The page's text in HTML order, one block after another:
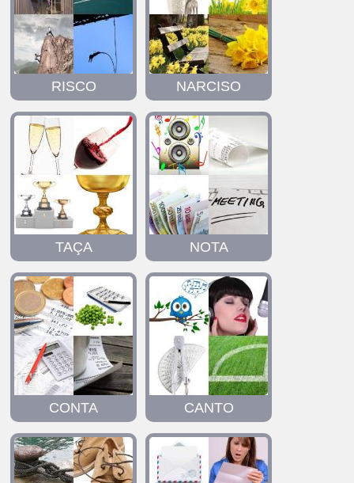
RISCO NARCISO
TAÇA NOTA
CONTA CANTO